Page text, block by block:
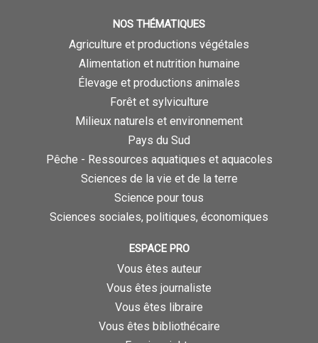
NOS THÉMATIQUES
Agriculture et productions végétales
Alimentation et nutrition humaine
Élevage et productions animales
Forêt et sylviculture
Milieux naturels et environnement
Pays du Sud
Pêche - Ressources aquatiques et aquacoles
Sciences de la vie et de la terre
Science pour tous
Sciences sociales, politiques, économiques
ESPACE PRO
Vous êtes auteur
Vous êtes journaliste
Vous êtes libraire
Vous êtes bibliothécaire